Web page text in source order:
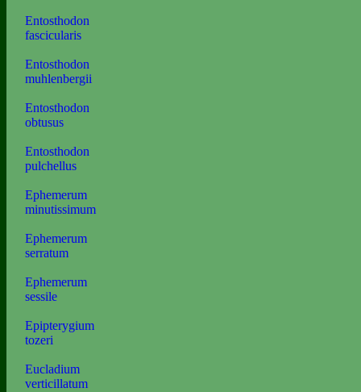
Entosthodon
fascicularis
Entosthodon
muhlenbergii
Entosthodon
obtusus
Entosthodon
pulchellus
Ephemerum
minutissimum
Ephemerum
serratum
Ephemerum
sessile
Epipterygium
tozeri
Eucladium
verticillatum